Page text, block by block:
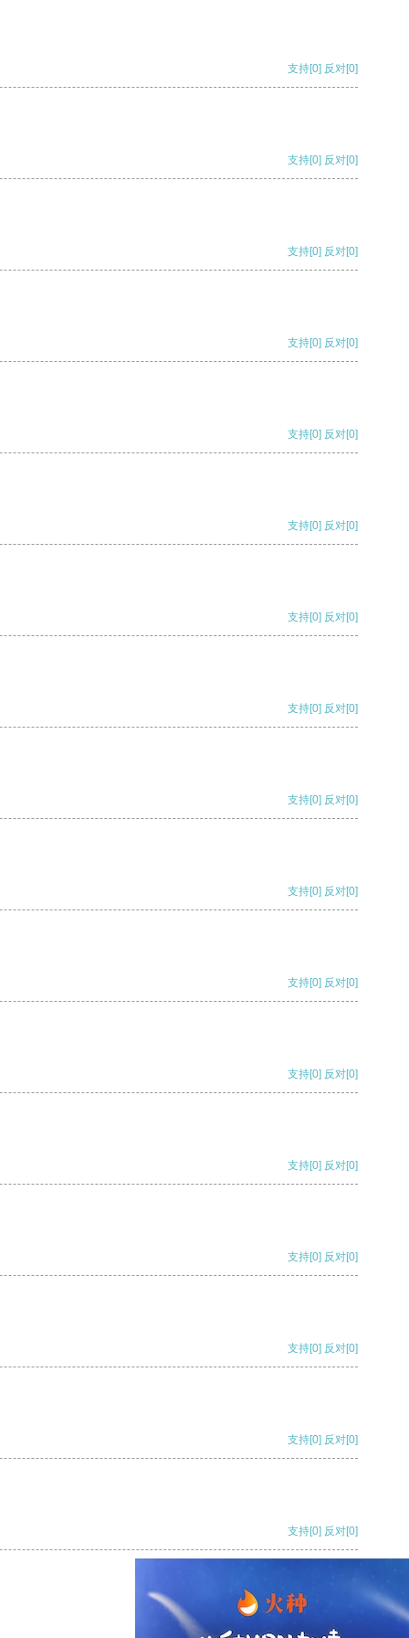
支持[0] 反对[0]
支持[0] 反对[0]
支持[0] 反对[0]
支持[0] 反对[0]
支持[0] 反对[0]
支持[0] 反对[0]
支持[0] 反对[0]
支持[0] 反对[0]
支持[0] 反对[0]
支持[0] 反对[0]
支持[0] 反对[0]
支持[0] 反对[0]
支持[0] 反对[0]
支持[0] 反对[0]
支持[0] 反对[0]
支持[0] 反对[0]
支持[0] 反对[0]